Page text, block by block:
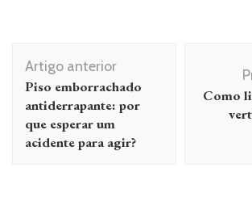
Navegação de post
Artigo anterior
Piso emborrachado
antiderrapante: por
que esperar um
acidente para agir?
Como